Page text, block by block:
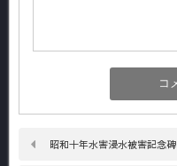
昭和十年水害浸水被害記念碑